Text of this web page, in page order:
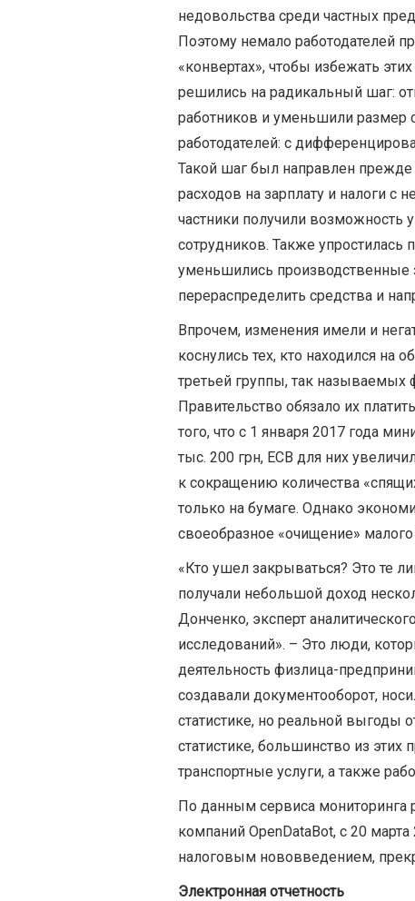
недовольства среди частных
Поэтому немало работодателей
«конвертах», чтобы избежать
решились на радикальный шаг:
работников и уменьшили размер
работодателей: с
Такой шаг был направлен
расходов на зарплату и налоги с
частники получили возможность
сотрудников. Также упростилась
уменьшились производственные
перераспределить средства и
Впрочем, изменения имели и
коснулись тех, кто находился на
третьей группы, так
Правительство обязало их
того, что с 1 января 2017 года
тыс. 200 грн, ЕСВ для них
к сокращению количества
только на бумаге. Однако
своеобразное «очищение» малого
«Кто ушел закрываться? Это те
получали небольшой доход
Донченко, эксперт
исследований». – Это люди,
деятельность физлица-
создавали документооборот,
статистике, но реальной выгоды
статистике, большинство из
транспортные услуги, а также
По данным сервиса мониторинга
компаний OpenDataBot, с 20
налоговым нововведением,
Электронная отчетность